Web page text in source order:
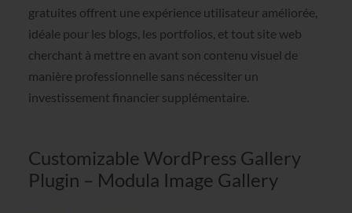
gratuites offrent une expérience utilisateur améliorée,
idéale pour les blogs, les portfolios, et tout site web
cherchant à mettre en avant son contenu visuel de
manière professionnelle sans nécessiter un
investissement financier supplémentaire.
Customizable WordPress Gallery
Plugin – Modula Image Gallery